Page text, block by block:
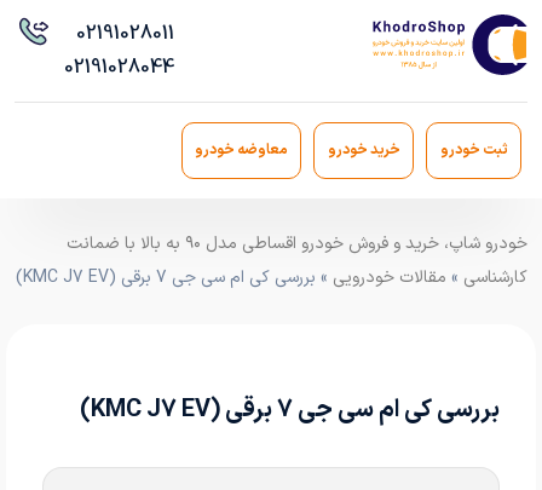
02191028011
02191028044
ثبت خودرو خرید خودرو معاوضه خودرو
خودرو شاپ، خرید و فروش خودرو اقساطی مدل ۹۰ به بالا با ضمانت
کارشناسی » مقالات خودرویی » بررسی کی ام سی جی 7 برقی (KMC J7 EV)
بررسی کی ام سی جی 7 برقی (KMC J7 EV)